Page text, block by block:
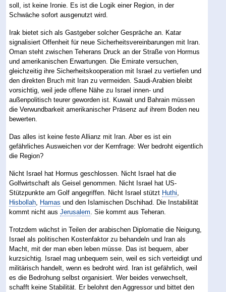
soll, ist keine Ironie. Es ist die Logik einer Region, in der
Schwäche sofort ausgenutzt wird.
Irak bietet sich als Gastgeber solcher Gespräche an. Katar
signalisiert Offenheit für neue Sicherheitsvereinbarungen mit Iran.
Oman steht zwischen Teherans Druck an der Straße von Hormus
und amerikanischen Erwartungen. Die Emirate versuchen,
gleichzeitig ihre Sicherheitskooperation mit Israel zu vertiefen und
den direkten Bruch mit Iran zu vermeiden. Saudi-Arabien bleibt
vorsichtig, weil jede offene Nähe zu Israel innen- und
außenpolitisch teurer geworden ist. Kuwait und Bahrain müssen
die Verwundbarkeit amerikanischer Präsenz auf ihrem Boden neu
bewerten.
Das alles ist keine feste Allianz mit Iran. Aber es ist ein
gefährliches Ausweichen vor der Kernfrage: Wer bedroht eigentlich
die Region?
Nicht Israel hat Hormus geschlossen. Nicht Israel hat die
Golfwirtschaft als Geisel genommen. Nicht Israel hat US-
Stützpunkte am Golf angegriffen. Nicht Israel stützt Huthi
Hisbollah
Hamas und den Islamischen Dschihad. Die Instabilität
kommt nicht ausJerusalem . Sie kommt aus Teheran.
Trotzdem wächst in Teilen der arabischen Diplomatie die Neigung,
Israel als politischen Kostenfaktor zu behandeln und Iran als
Macht, mit der man eben leben müsse. Das ist bequem, aber
kurzsichtig. Israel mag unbequem sein, weil es sich verteidigt und
militärisch handelt, wenn es bedroht wird. Iran ist gefährlich, weil
es die Bedrohung selbst organisiert. Wer beides verwechselt,
schafft keine Stabilität. Er belohnt den Aggressor und bittet den